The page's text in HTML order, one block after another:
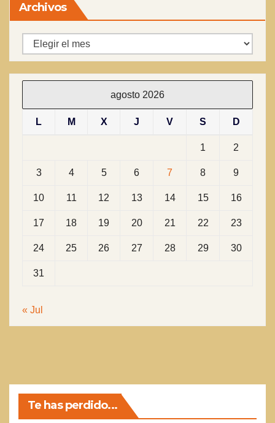
Archivos
Archivos
agosto 2026
L M X J V S D
1 2
3 4 5 6 7 8 9
10 11 12 13 14 15 16
17 18 19 20 21 22 23
24 25 26 27 28 29 30
31
« Jul
Te has perdido...